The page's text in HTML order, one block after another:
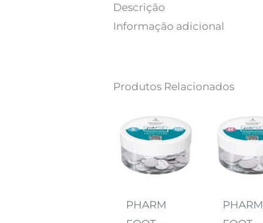
Descrição
Informação adicional
Produtos Relacionados
PHARM
PHARM